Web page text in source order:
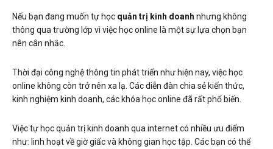
Nếu bạn đang muốn tự học quản trị kinh doanh nhưng không
thông qua trường lớp vì việc học online là một sự lựa chọn bạn
nên cân nhắc.
Thời đại công nghệ thông tin phát triển như hiện nay, việc học
online không còn trở nên xa lạ. Các diễn đàn chia sẻ kiến thức,
kinh nghiệm kinh doanh, các khóa học online đã rất phổ biến.
Việc tự học quản trị kinh doanh qua internet có nhiều ưu điểm
như: linh hoạt về giờ giấc và không gian học tập. Các bạn có thể